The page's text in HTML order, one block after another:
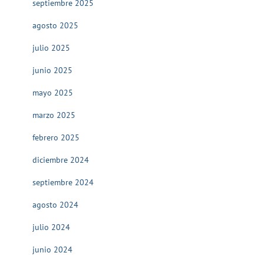
septiembre 2025
agosto 2025
julio 2025
junio 2025
mayo 2025
marzo 2025
febrero 2025
diciembre 2024
septiembre 2024
agosto 2024
julio 2024
junio 2024